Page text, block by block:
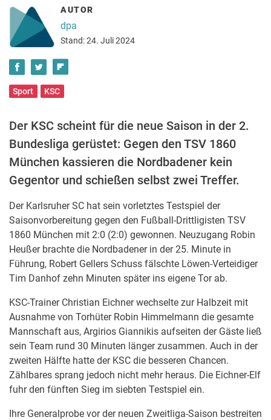
AUTOR
dpa
Stand: 24. Juli 2024
Sport KSC
Der KSC scheint für die neue Saison in der 2.
Bundesliga gerüstet: Gegen den TSV 1860
München kassieren die Nordbadener kein
Gegentor und schießen selbst zwei Treffer.
Der Karlsruher SC hat sein vorletztes Testspiel der
Saisonvorbereitung gegen den Fußball-Drittligisten TSV
1860 München mit 2:0 (2:0) gewonnen. Neuzugang Robin
Heußer brachte die Nordbadener in der 25. Minute in
Führung, Robert Gellers Schuss fälschte Löwen-Verteidiger
Tim Danhof zehn Minuten später ins eigene Tor ab.
KSC-Trainer Christian Eichner wechselte zur Halbzeit mit
Ausnahme von Torhüter Robin Himmelmann die gesamte
Mannschaft aus, Argirios Giannikis aufseiten der Gäste ließ
sein Team rund 30 Minuten länger zusammen. Auch in der
zweiten Hälfte hatte der KSC die besseren Chancen.
Zählbares sprang jedoch nicht mehr heraus. Die Eichner-Elf
fuhr den fünften Sieg im siebten Testspiel ein.
Ihre Generalprobe vor der neuen Zweitliga-Saison bestreiten